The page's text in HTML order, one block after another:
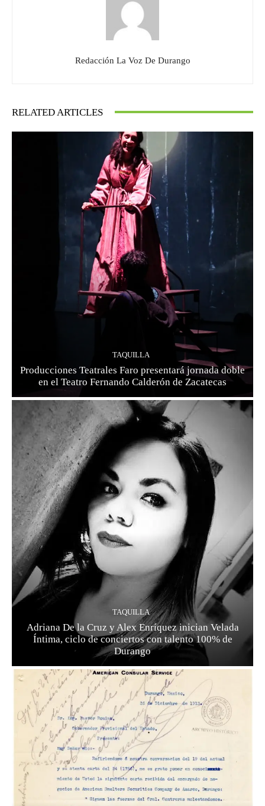
Redacción La Voz De Durango
RELATED ARTICLES
TAQUILLA
Producciones Teatrales Faro presentará jornada doble
en el Teatro Fernando Calderón de Zacatecas
TAQUILLA
Adriana De la Cruz y Alex Enríquez inician Velada
Íntima, ciclo de conciertos con talento 100% de
Durango